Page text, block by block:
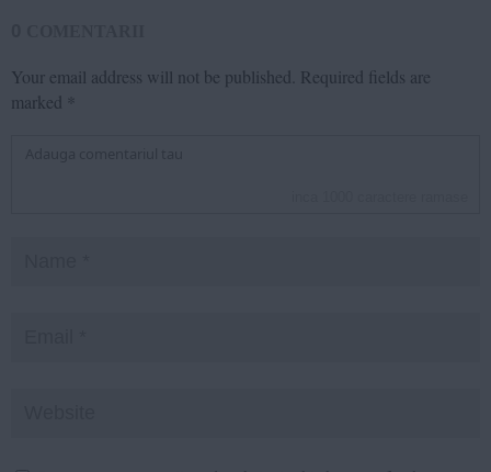
Your email address will not be published. Required fields are
marked *